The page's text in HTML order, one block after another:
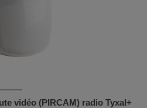
vidéo (PIRCAM) radio Tyxal+